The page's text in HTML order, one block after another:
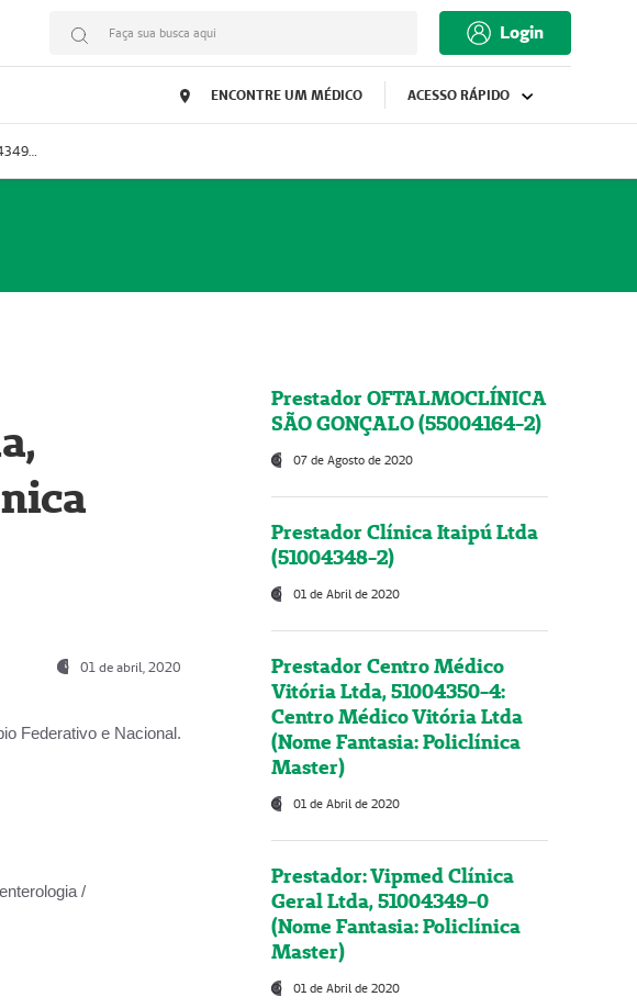
Faça sua busca aqui Login
ENCONTRE UM MÉDICO ACESSO RÁPIDO
Prestador: Vipmed Clínica Geral Ltda, 51004349-0 (Nome Fantasia: Policlínica Master)
01 de abril, 2020
Federativo e Nacional.
/
Prestador OFTALMOCLÍNICA
SÃO GONÇALO (55004164-2)
07 de Agosto de 2020
Prestador Clínica Itaipú Ltda
(51004348-2)
01 de Abril de 2020
Prestador Centro Médico
Vitória Ltda, 51004350-4:
Centro Médico Vitória Ltda
(Nome Fantasia: Policlínica
Master)
01 de Abril de 2020
Prestador: Vipmed Clínica
Geral Ltda, 51004349-0
(Nome Fantasia: Policlínica
Master)
01 de Abril de 2020